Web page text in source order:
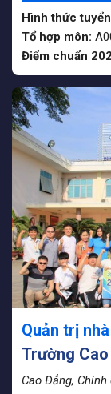
Hình thức
Tổ hợp môn:
Điểm chuẩn
Quản trị
Trường
(NSG)
Cao Đẳng, Chính